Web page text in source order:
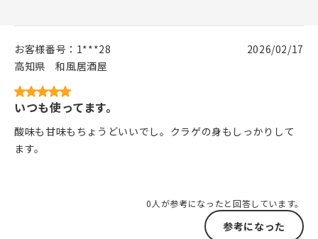
お客様番号： 1***28
高知県
和風居酒屋
2026/02/17
いつも使ってます。
酸味も甘味もちょうどいいでし。クラゲの身もしっかりして
ます。
0人が参考になったと回答しています。
参考になった